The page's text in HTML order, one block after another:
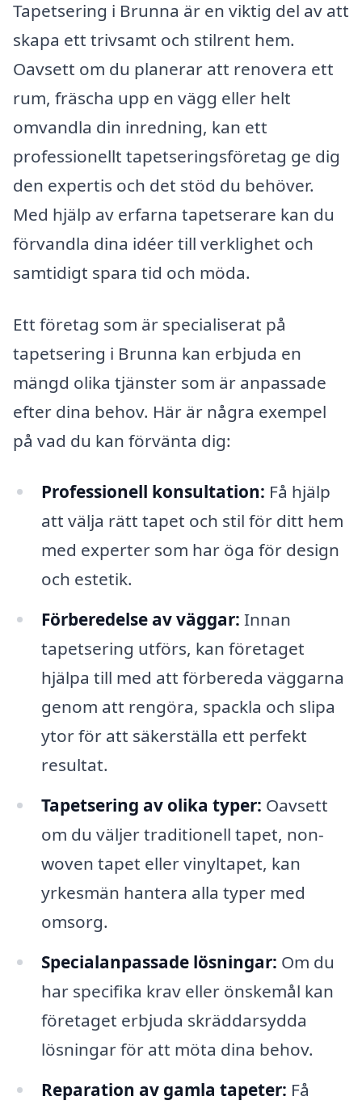
Tapetsering i Brunna är en viktig del av att
skapa ett trivsamt och stilrent hem.
Oavsett om du planerar att renovera ett
rum, fräscha upp en vägg eller helt
omvandla din inredning, kan ett
professionellt tapetseringsföretag ge dig
den expertis och det stöd du behöver.
Med hjälp av erfarna tapetserare kan du
förvandla dina idéer till verklighet och
samtidigt spara tid och möda.
Ett företag som är specialiserat på
tapetsering i Brunna kan erbjuda en
mängd olika tjänster som är anpassade
efter dina behov. Här är några exempel
på vad du kan förvänta dig:
Professionell konsultation: Få hjälp
att välja rätt tapet och stil för ditt hem
med experter som har öga för design
och estetik.
Förberedelse av väggar: Innan
tapetsering utförs, kan företaget
hjälpa till med att förbereda väggarna
genom att rengöra, spackla och slipa
ytor för att säkerställa ett perfekt
resultat.
Tapetsering av olika typer: Oavsett
om du väljer traditionell tapet, non-
woven tapet eller vinyltapet, kan
yrkesmän hantera alla typer med
omsorg.
Specialanpassade lösningar: Om du
har specifika krav eller önskemål kan
företaget erbjuda skräddarsydda
lösningar för att möta dina behov.
Reparation av gamla tapeter: Få